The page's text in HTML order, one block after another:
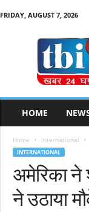
FRIDAY, AUGUST 7, 2026
HOME
Home International
INTERNATIONAL
अमेरिका ने
ने उठाया